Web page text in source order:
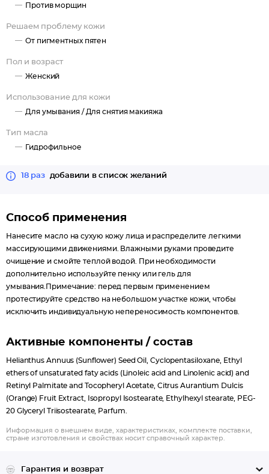
Против морщин
Решаем проблему кожи
От пигментных пятен
Пол и возраст
Женский
Использование для кожи
Для умывания / Для снятия макияжа
Тип масла
Гидрофильное
18 раз добавили в список желаний
Способ применения
Нанесите масло на сухую кожу лица и распределите легкими
массирующими движениями. Влажными руками проведите
очищение и смойте теплой водой. При необходимости
дополнительно используйте пенку или гель для
умывания.Примечание: перед первым применением
протестируйте средство на небольшом участке кожи, чтобы
исключить индивидуальную непереносимость компонентов.
Активные компоненты / состав
Helianthus Annuus (Sunflower) Seed Oil, Cyclopentasiloxane, Ethyl
ethers of unsaturated faty acids (Linoleic acid and Linolenic acid) and
Retinyl Palmitate and Tocopheryl Acetate, Citrus Aurantium Dulcis
(Orange) Fruit Extract, Isopropyl Isostearate, Ethylhexyl stearate, PEG-
20 Glyceryl Triisostearate, Parfum.
Информация о внешнем виде, характеристиках, комплекте поставки,
стране изготовления и свойствах носит справочный характер.
Гарантия и возврат